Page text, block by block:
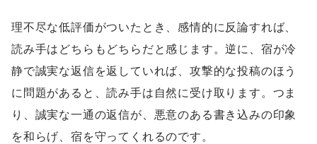
理不尽な低評価がついたとき、感情的に反論すれば、
読み手はどちらもどちらだと感じます。逆に、宿が冷
静で誠実な返信を返していれば、攻撃的な投稿のほう
に問題があると、読み手は自然に受け取ります。つま
り、誠実な一通の返信が、悪意のある書き込みの印象
を和らげ、宿を守ってくれるのです。